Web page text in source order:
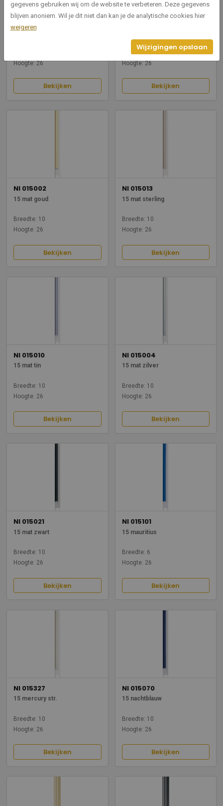
NI 015120
15 mango
Hoogte: 26
Bekijken
NI 015008
Breedte: 10
Hoogte: 26
Bekijken
NI 015002
15 mat goud
Breedte: 10
Hoogte: 26
Bekijken
NI 015013
15 mat sterling
Breedte: 10
Hoogte: 26
Bekijken
NI 015010
15 mat tin
Breedte: 10
Hoogte: 26
Bekijken
NI 015004
15 mat zilver
Breedte: 10
Hoogte: 26
Bekijken
NI 015021
15 mat zwart
Breedte: 10
Hoogte: 26
Bekijken
NI 015101
15 mauritius
Breedte: 6
Hoogte: 26
Bekijken
NI 015327
15 mercury str.
Breedte: 10
Hoogte: 26
Bekijken
NI 015070
15 nachtblauw
Breedte: 10
Hoogte: 26
Bekijken
gegevens gebruiken wij om de website te verbeteren. Deze gegevens
blijven anoniem. Wil je dit niet dan kan je de analytische cookies hier
weigeren
Wijzigingen opslaan